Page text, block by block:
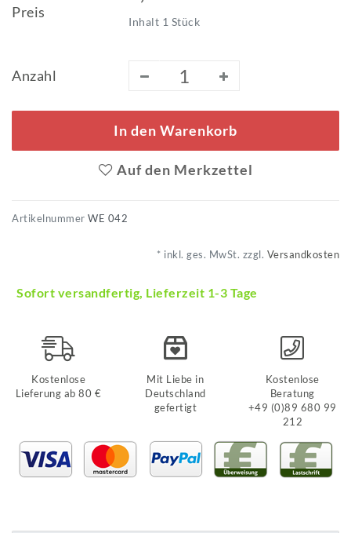
Preis
Inhalt 1 Stück
Anzahl
In den Warenkorb
Auf den Merkzettel
Artikelnummer WE 042
* inkl. ges. MwSt. zzgl. Versandkosten
Sofort versandfertig, Lieferzeit 1-3 Tage
Kostenlose
Lieferung ab 80 €
Mit Liebe in
Deutschland
gefertigt
Kostenlose
Beratung
+49 (0)89 680 99
212